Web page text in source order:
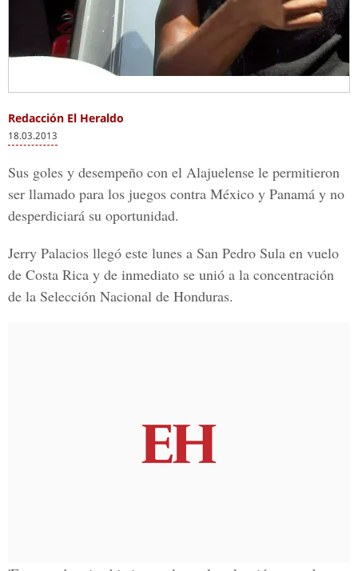
Redacción El Heraldo
18.03.2013
Sus goles y desempeño con el Alajuelense le permitieron
ser llamado para los juegos contra México y Panamá y no
desperdiciará su oportunidad.
Jerry Palacios llegó este lunes a San Pedro Sula en vuelo
de Costa Rica y de inmediato se unió a la concentración
de la Selección Nacional de Honduras.